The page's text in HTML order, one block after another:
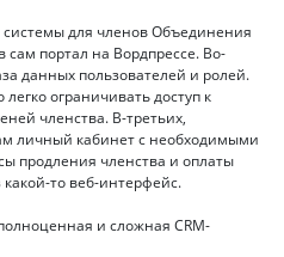
для членов Объединения
портал на Вордпрессе. Во-
данных пользователей и ролей.
ограничивать доступ к
членства. В-третьих,
личный кабинет с необходимыми
продления членства и оплаты
то веб-интерфейс.
и сложная CRM-